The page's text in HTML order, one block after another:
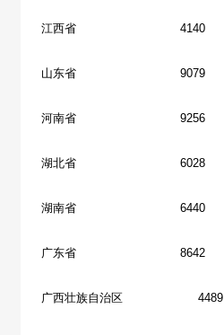
江西省 4140
山东省 9079
河南省 9256
湖北省 6028
湖南省 6440
广东省 8642
广西壮族自治区 4489